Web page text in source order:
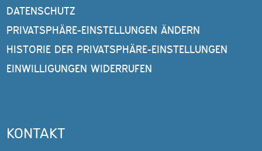
DATENSCHUTZ
PRIVATSPHÄRE-EINSTELLUNGEN ÄNDERN
HISTORIE DER PRIVATSPHÄRE-EINSTELLUNGEN
EINWILLIGUNGEN WIDERRUFEN
KONTAKT